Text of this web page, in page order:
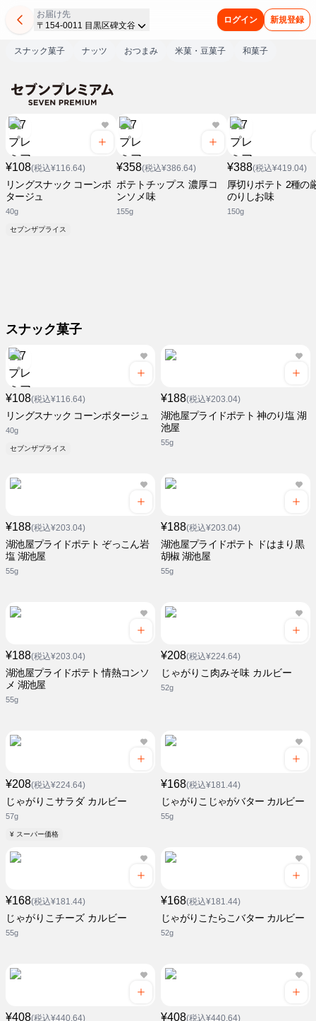
お届け先
〒154-0011 目黒区碑文谷
ログイン 新規登録
スナック菓子 ナッツ おつまみ 米菓・豆菓子 和菓子
¥108(税込¥116.64)
リングスナック コーンポ
タージュ
40g
セブンザプライス
¥358(税込¥386.64)
ポテトチップス 濃厚コ
ンソメ味
155g
¥388(税込¥419.04)
厚切りポテト 2種の
のりしお味
150g
スナック菓子
¥108(税込¥116.64)
リングスナック コーンポタージュ
40g
セブンザプライス
¥188(税込¥203.04)
湖池屋プライドポテト 神のり塩 湖
池屋
55g
¥188(税込¥203.04)
湖池屋プライドポテト ぞっこん岩
塩 湖池屋
55g
¥188(税込¥203.04)
湖池屋プライドポテト ドはまり黒
胡椒 湖池屋
55g
¥188(税込¥203.04)
湖池屋プライドポテト 情熱コンソ
メ 湖池屋
55g
¥208(税込¥224.64)
じゃがりこ肉みそ味 カルビー
52g
¥208(税込¥224.64)
じゃがりこサラダ カルビー
57g
¥ スーパー価格
¥168(税込¥181.44)
じゃがりこじゃがバター カルビー
55g
¥168(税込¥181.44)
じゃがりこチーズ カルビー
55g
¥168(税込¥181.44)
じゃがりこたらこバター カルビー
52g
¥408(税込¥440.64) ¥408(税込¥440.64)